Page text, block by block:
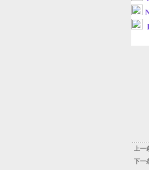
上一
下一